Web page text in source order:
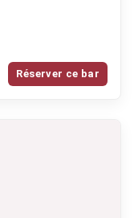
Réserver ce bar